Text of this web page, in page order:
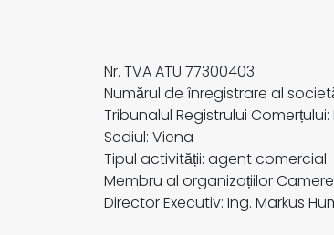
Nr. TVA ATU 77300403
Numărul de înregistrare al
Tribunalul Registrului
Sediul: Viena
Tipul activității: agent comercial
Membru al organizațiilor
Director Executiv: Ing. Markus